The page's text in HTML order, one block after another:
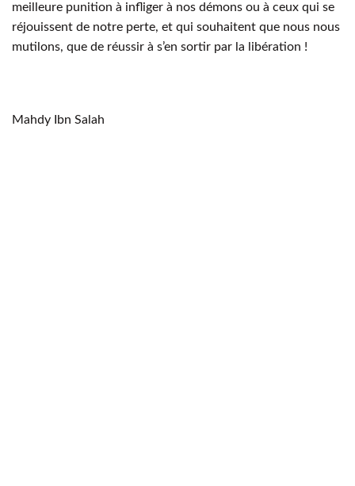
meilleure punition à infliger à nos démons ou à ceux qui se
réjouissent de notre perte, et qui souhaitent que nous nous
mutilons, que de réussir à s’en sortir par la libération !
Mahdy Ibn Salah